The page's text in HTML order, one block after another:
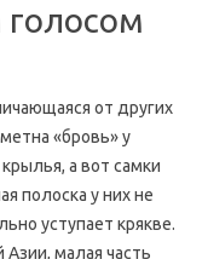
голосом
от других
«бровь» у
а вот самки
полоска у них не
уступает крякве.
малая часть